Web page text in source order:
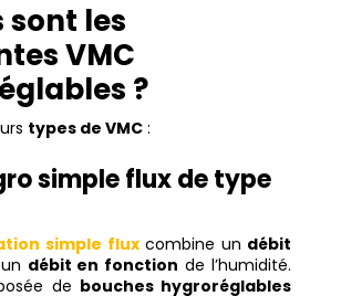
sont les
VMC
?
types de VMC:
simple flux de type
simple fluxcombine un débit
débit en fonction de l’humidité.
de bouches hygroréglables